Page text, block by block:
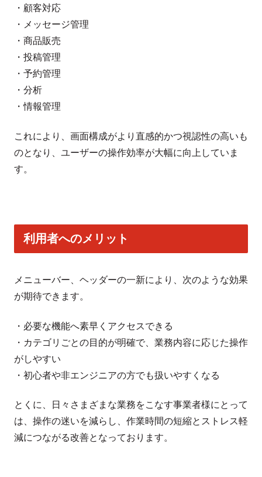
・顧客対応
・メッセージ管理
・商品販売
・投稿管理
・予約管理
・分析
・情報管理
これにより、画面構成がより直感的かつ視認性の高いも
のとなり、ユーザーの操作効率が大幅に向上していま
す。
利用者へのメリット
メニューバー、ヘッダーの一新により、次のような効果
が期待できます。
・必要な機能へ素早くアクセスできる
・カテゴリごとの目的が明確で、業務内容に応じた操作
がしやすい
・初心者や非エンジニアの方でも扱いやすくなる
とくに、日々さまざまな業務をこなす事業者様にとって
は、操作の迷いを減らし、作業時間の短縮とストレス軽
減につながる改善となっております。